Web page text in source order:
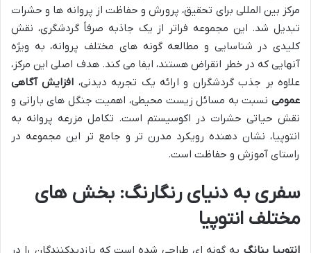
مرکز بین المللی برای تحقیق، پرورش و حفاظت از پروانه ها و حشرات
تبدیل شد. این مجموعه فراتر از یک جاذبه صرفاً گردشگری، نقش
کلیدی در شناسایی و مطالعه گونه های مختلف پروانه، به ویژه
آنهایی که در خطر انقراض هستند، ایفا می کند. هدف اصلی این مرکز،
علاوه بر جذب گردشگران و ارائه یک تجربه دیدنی، افزایش آگاهی
عمومی نسبت به مسائل زیست محیطی، اهمیت جنگل های بارانی و
نقش حیاتی حشرات در اکوسیستم است. تکامل مزرعه پروانه به
انتوپیا، نشان دهنده رویکرد مدرن تر و جامع تر این مجموعه در
راستای آموزش و حفاظت است.
سفری به دنیای رنگارنگ: بخش های
مختلف انتوپیا